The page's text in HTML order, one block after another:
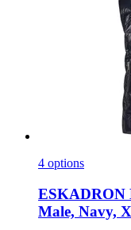
4 options
ESKADRON
Male, Navy,